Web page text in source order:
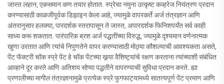
जास्त लहान, एकसमान कण तयार होतात. स्प्रेचा नमुना उत्कृष्ट कव्हरेज नियंत्रण प्रदान
करण्यासाठी काळजीपूर्वक डिझाइन केला आहे, ज्यामुळे वापरकर्ते अर्ज तंत्रज्ञान आणि
अंतरानुसार हलक्या, पारदर्शक स्तरापासून ते जास्त, अपारदर्शक फिनिशपर्यंत सर्व काही
साध्य करू शकतात. पारंपारिक ब्रश अर्ज पद्धतींच्या विरुद्ध, ज्यामुळे दृश्यमान वर्णनात्मक
खुणा उरतात आणि त्यांचे निपुणतेने वापर करण्यासाठी मोठ्या कौशल्याची आवश्यकता असते,
पेंट फॅक्टरी चॉक स्प्रे पेंट हे चॉक पेंटच्या खर्‍या वैशिष्ट्यांचे रक्षण करताना त्यांच्याशी संबंधित
आव्हाने दूर करते आणि अतिशय सोप्या पद्धतीने वापरण्याची सुविधा प्रदान करते. ह्या
प्रणालीच्या मागील तंत्रज्ञानामुळे प्रत्येक स्प्रे फुगफाट्यामध्ये सातत्यपूर्ण पेंट प्रमाण आणि